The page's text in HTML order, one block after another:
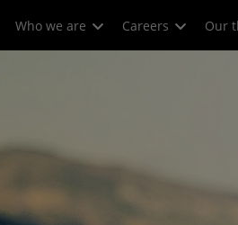
Who we are Careers Our